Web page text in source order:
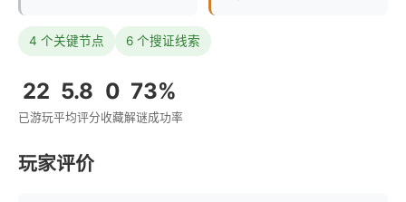
4 个关键节点 6 个搜证线索
22
已游玩
5.8
平均评分
0
收藏
73%
解谜成功率
玩家评价